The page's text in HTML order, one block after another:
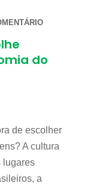
do
de escolher
A cultura
lugares
a